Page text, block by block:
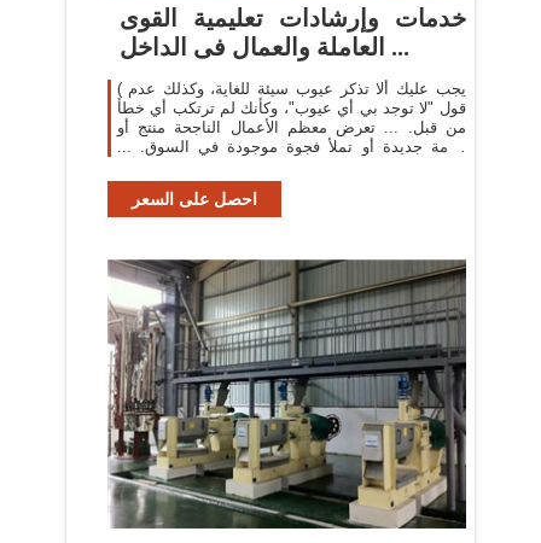
خدمات وإرشادات تعليمية القوى
العاملة والعمال فى الداخل ...
( يجب عليك ألا تذكر عيوب سيئة للغاية، وكذلك عدم
قول "لا توجد بي أي عيوب"، وكأنك لم ترتكب أي خطأ
من قبل. ... تعرض معظم الأعمال الناجحة منتج أو
خدمة جديدة أو تملأ فجوة موجودة في السوق. ...
احصل على السعر